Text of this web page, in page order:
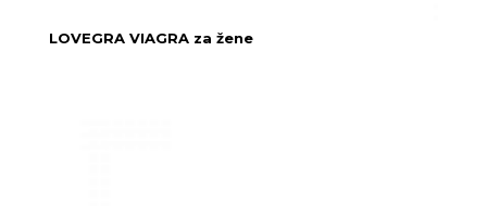
LOVEGRA VIAGRA za žene